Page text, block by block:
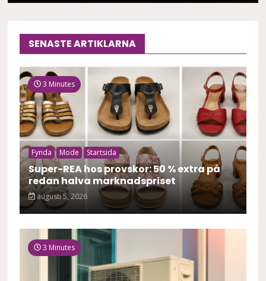
SENASTE ARTIKLARNA
3 Minutes
Fynda Mode Startsida
Super-REA hos provskor: 50 % extra på
redan halva marknadspriset
augusti 5, 2026
3 Minutes